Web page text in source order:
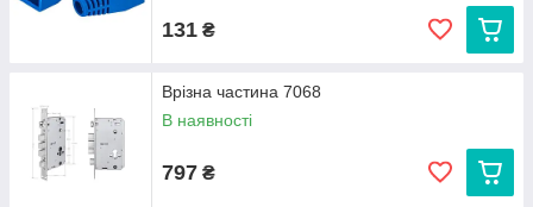
131 ₴
Врізна частина 7068
В наявності
797 ₴